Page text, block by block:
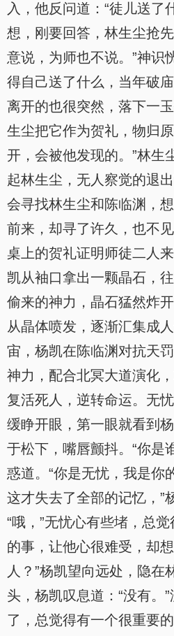
入，他反问道：“徒儿送了
想，刚要回答，林生尘抢
意说，为师也不说。”神识
得自己送了什么，当年破
离开的也很突然，落下一
生尘把它作为贺礼，物归
开，会被他发现的。”林生
起林生尘，无人察觉的退
会寻找林生尘和陈临渊，
前来，却寻了许久，也不
桌上的贺礼证明师徒二人
凯从袖口拿出一颗晶石，
偷来的神力，晶石猛然炸
从晶体喷发，逐渐汇集成
宙，杨凯在陈临渊对抗天
神力，配合北冥大道演化
复活死人，逆转命运。无
缓睁开眼，第一眼就看到
于松下，嘴唇颤抖。“你是
惑道。“你是无忧，我是你
这才失去了全部的记忆，”
“哦，”无忧心有些堵，总
的事，让他心很难受，却
人？”杨凯望向远处，隐在
头，杨凯叹息道：“没有。
了，总觉得有一个很重要